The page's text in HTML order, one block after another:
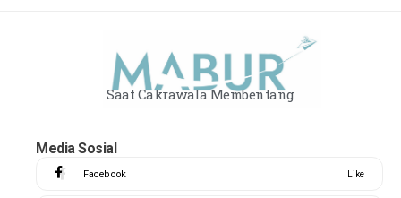
Saat Cakrawala Membentang
Media Sosial
Facebook Like